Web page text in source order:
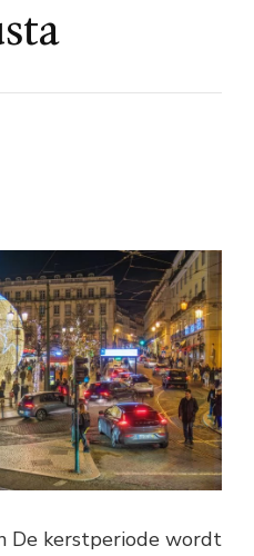
De kerstperiode wordt